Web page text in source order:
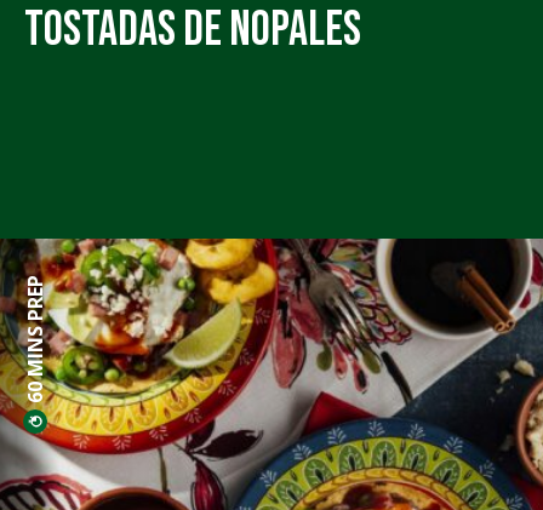
Tostadas de Nopales
60 MINS PREP